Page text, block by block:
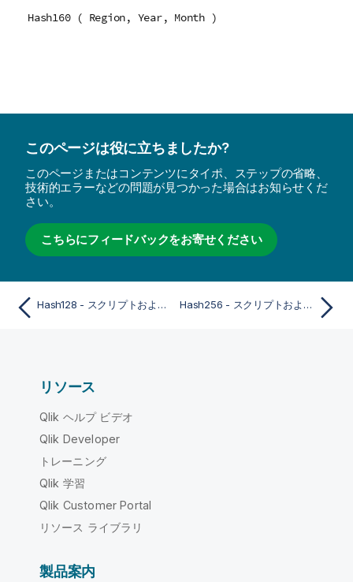
Hash160 ( Region, Year, Month )
このページは役に立ちましたか?
このページまたはコンテンツにタイポ、ステップの省略、
技術的エラーなどの問題が見つかった場合はお知らせくだ
さい。
こちらにフィードバックをお寄せください
Hash128 - スクリプトおよびチャート関数 Hash256 - スクリプトおよびチャート関数
リソース
Qlik ヘルプ ビデオ
Qlik Developer
トレーニング
Qlik 学習
Qlik Customer Portal
リソース ライブラリ
製品案内